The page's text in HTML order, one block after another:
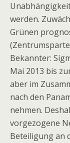
werden.
Grünen
Bekannter:
Mai 2013 bis
aber im
nach den
nehmen.
vorgezogene
Beteiligung an